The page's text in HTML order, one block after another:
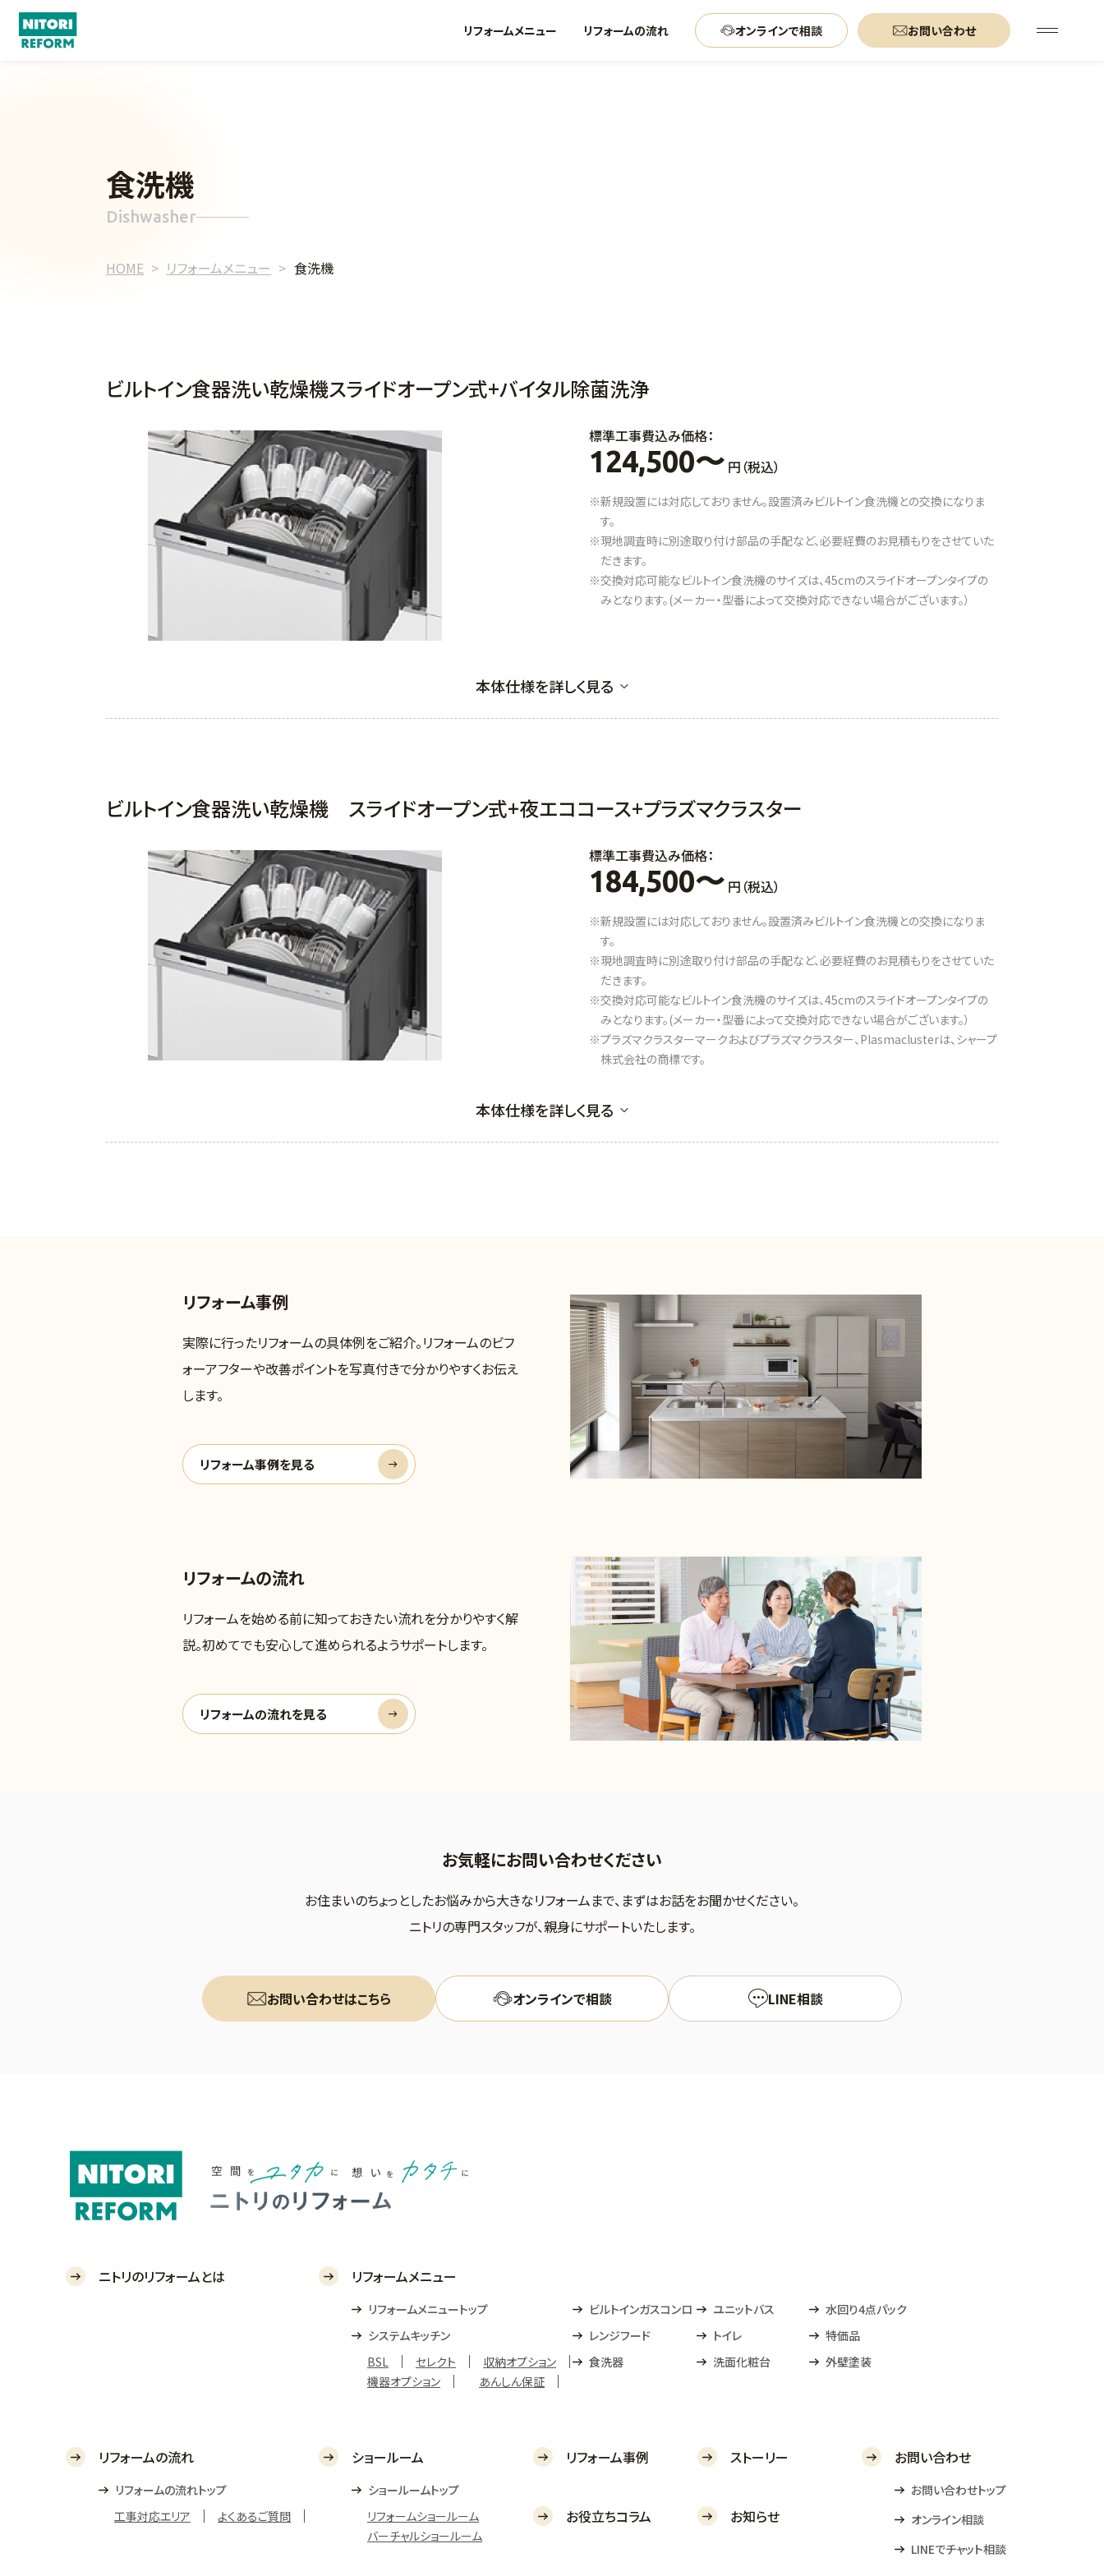
リフォームメニュー リフォームの流れ オンラインで相談 お問い合わせ
食洗機
Dishwasher
HOME リフォームメニュー 食洗機
ビルトイン食器洗い乾燥機スライドオープン式+バイタル除菌洗浄
標準工事費込み価格：
124,500〜 円（税込）
※新規設置には対応しておりません。設置済みビルトイン食洗機との交換になりま
す。
※現地調査時に別途取り付け部品の手配など、必要経費のお見積もりをさせていた
だきます。
※交換対応可能なビルトイン食洗機のサイズは、45cmのスライドオープンタイプの
みとなります。(メーカー・型番によって交換対応できない場合がございます。）
本体仕様を詳しく見る
ビルトイン食器洗い乾燥機 スライドオープン式+夜エココース+プラズマクラスター
標準工事費込み価格：
184,500〜 円（税込）
※新規設置には対応しておりません。設置済みビルトイン食洗機との交換になりま
す。
※現地調査時に別途取り付け部品の手配など、必要経費のお見積もりをさせていた
だきます。
※交換対応可能なビルトイン食洗機のサイズは、45cmのスライドオープンタイプの
みとなります。(メーカー・型番によって交換対応できない場合がございます。）
※プラズマクラスターマークおよびプラズマクラスター、Plasmaclusterは、シャープ
株式会社の商標です。
本体仕様を詳しく見る
リフォーム事例
実際に行ったリフォームの具体例をご紹介。リフォームのビフ
ォーアフターや改善ポイントを写真付きで分かりやすくお伝え
します。
リフォーム事例を見る
リフォームの流れ
リフォームを始める前に知っておきたい流れを分かりやすく解
説。初めてでも安心して進められるようサポートします。
リフォームの流れを見る
お気軽にお問い合わせください
お住まいのちょっとしたお悩みから大きなリフォームまで、まずはお話をお聞かせください。
ニトリの専門スタッフが、親身にサポートいたします。
お問い合わせはこちら オンラインで相談 LINE相談
ニトリのリフォームとは リフォームメニュー
リフォームメニュートップ
システムキッチン
BSL
セレクト
収納オプション
機器オプション
あんしん保証
ビルトインガスコンロ
レンジフード
食洗器
ユニットバス
トイレ
洗面化粧台
水回り4点パック
特価品
外壁塗装
リフォームの流れ
リフォームの流れトップ
工事対応エリア
よくあるご質問
ショールーム
ショールームトップ
リフォームショールーム
バーチャルショールーム
リフォーム事例 ストーリー
お役立ちコラム お知らせ
お問い合わせ
お問い合わせトップ
オンライン相談
LINEでチャット相談